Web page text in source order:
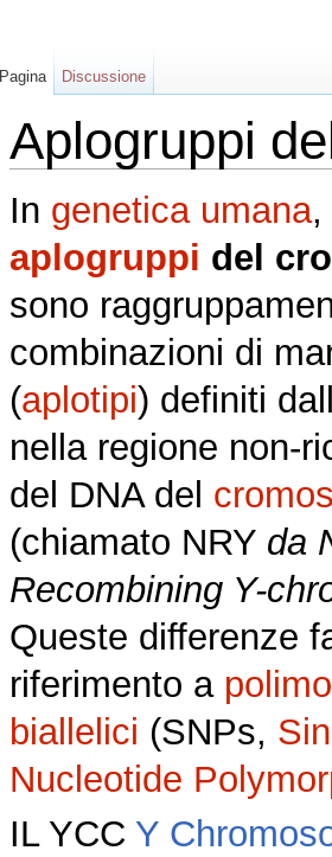
Aplogruppi
In genetica umana,
aplogruppi del
sono
combinazioni di
(aplotipi) definiti
nella regione non-
del DNA del
(chiamato NRY da
Recombining Y-
Queste differenze
riferimento a
biallelici (SNPs,
Nucleotide
IL YCC Y
Pagina Discussione